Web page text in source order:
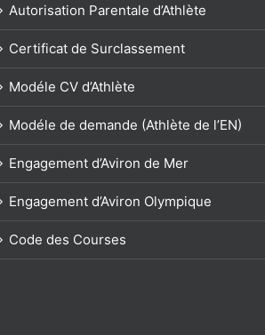
Autorisation Parentale d’Athlète
Certificat de Surclassement
Modéle CV d’Athlète
Modéle de demande (Athlète de l’EN)
Engagement d’Aviron de Mer
Engagement d’Aviron Olympique
Code des Courses